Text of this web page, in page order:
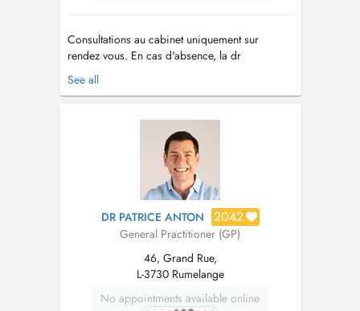
Consultations au cabinet uniquement sur
rendez vous. En cas d'absence, la dr
Grammatikou assure le remplacement depuis
aout 2023. Les rendez vous pour une
que par téléphone et ne peuvent pas être
combinés à d'autre motif de consultation. Pour
See all
DR PATRICE ANTON 2042
General Practitioner (GP)
46, Grand Rue,
L-3730 Rumelange
No appointments available online